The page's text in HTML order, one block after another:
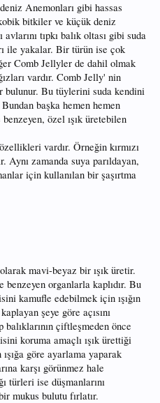
Anemonları gibi hassas
bitkiler ve küçük deniz
tıpkı balık oltası gibi suda
ile yakalar. Bir türün ise çok
Comb Jellyler de dahil olmak
vardır. Comb Jelly' nin
bulunur. Bu tüylerini suda kendini
başka hemen hemen
özel ışık üretebilen
vardır. Örneğin kırmızı
Aynı zamanda suya parıldayan,
için kullanılan bir şaşırtma
mavi-beyaz bir ışık üretir.
benzeyen organlarla kaplıdır. Bu
kamufle edebilmek için ışığın
şeye göre açısını
çiftleşmeden önce
koruma amaçlı ışık ürettiği
göre ayarlama yaparak
karşı görünmez hale
türleri ise düşmanlarını
mukus bulutu fırlatır.